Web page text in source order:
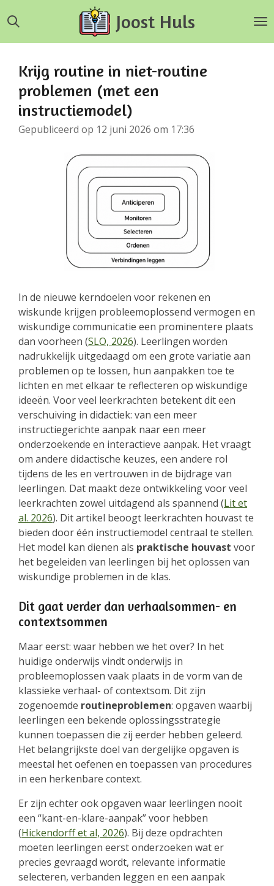
direct
naar
hoofdinhoud
Joost Huls
Krijg routine in niet-routine
problemen (met een
instructiemodel)
Gepubliceerd op 12 juni 2026 om 17:36
In de nieuwe kerndoelen voor rekenen en
wiskunde krijgen probleemoplossend vermogen en
wiskundige communicatie een prominentere plaats
dan voorheen (SLO, 2026). Leerlingen worden
nadrukkelijk uitgedaagd om een grote variatie aan
problemen op te lossen, hun aanpakken toe te
lichten en met elkaar te reflecteren op wiskundige
ideeën. Voor veel leerkrachten betekent dit een
verschuiving in didactiek: van een meer
instructiegerichte aanpak naar een meer
onderzoekende en interactieve aanpak. Het vraagt
om andere didactische keuzes, een andere rol
tijdens de les en vertrouwen in de bijdrage van
leerlingen. Dat maakt deze ontwikkeling voor veel
leerkrachten zowel uitdagend als spannend (Lit et
al. 2026). Dit artikel beoogt leerkrachten houvast te
bieden door één instructiemodel centraal te stellen.
Het model kan dienen als praktische houvast voor
het begeleiden van leerlingen bij het oplossen van
wiskundige problemen in de klas.
Dit gaat verder dan verhaalsommen- en
contextsommen
Maar eerst: waar hebben we het over? In het
huidige onderwijs vindt onderwijs in
probleemoplossen vaak plaats in de vorm van de
klassieke verhaal- of contextsom. Dit zijn
zogenoemde routineproblemen: opgaven waarbij
leerlingen een bekende oplossingsstrategie
kunnen toepassen die zij eerder hebben geleerd.
Het belangrijkste doel van dergelijke opgaven is
meestal het oefenen en toepassen van procedures
in een herkenbare context.
Er zijn echter ook opgaven waar leerlingen nooit
een “kant-en-klare-aanpak” voor hebben
(Hickendorff et al, 2026). Bij deze opdrachten
moeten leerlingen eerst onderzoeken wat er
precies gevraagd wordt, relevante informatie
selecteren, verbanden leggen en een aanpak